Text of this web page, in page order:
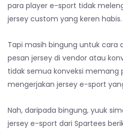
para player e-sport tidak
jersey custom yang keren habis.
Tapi masih bingung untuk cara
pesan jersey di vendor atau
tidak semua konveksi memang
mengerjakan jersey e-sport
Nah, daripada bingung, yuuk
jersey e-sport dari Spartees